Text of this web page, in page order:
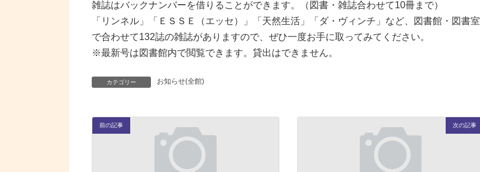
雑誌はバックナンバーを借りることができます。（図書・雑誌合わせて10冊まで）
「リンネル」「ＥＳＳＥ（エッセ）」「天然生活」「ダ・ヴィンチ」など、図書館・図書室
で合わせて132誌の雑誌がありますので、ぜひ一度お手に取ってみてください。
※最新号は図書館内で閲覧できます。貸出はできません。
カテゴリー お知らせ(全館)
前の記事 次の記事